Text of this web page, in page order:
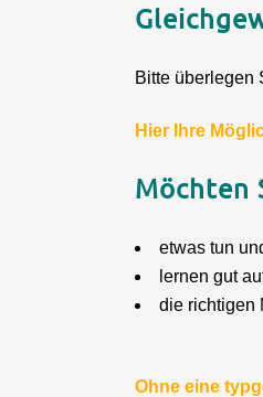
Bitte überlegen
Hier Ihre
Möchten
etwas tun
lernen gut
die richtigen
Ohne eine